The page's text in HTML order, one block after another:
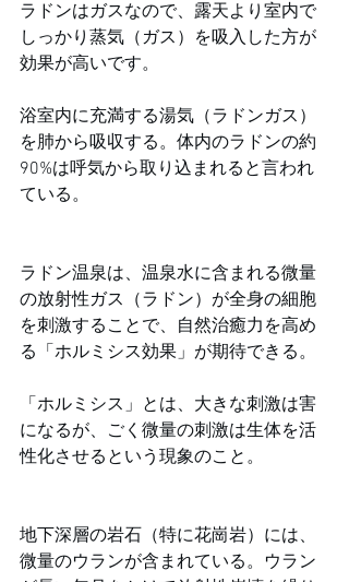
ラドンはガスなので、露天より室内で
しっかり蒸気（ガス）を吸入した方が
効果が高いです。
浴室内に充満する湯気（ラドンガス）
を肺から吸収する。体内のラドンの約
90%は呼気から取り込まれると言われ
ている。
ラドン温泉は、温泉水に含まれる微量
の放射性ガス（ラドン）が全身の細胞
を刺激することで、自然治癒力を高め
る「ホルミシス効果」が期待できる。
「ホルミシス」とは、大きな刺激は害
になるが、ごく微量の刺激は生体を活
性化させるという現象のこと。
地下深層の岩石（特に花崗岩）には、
微量のウランが含まれている。ウラン